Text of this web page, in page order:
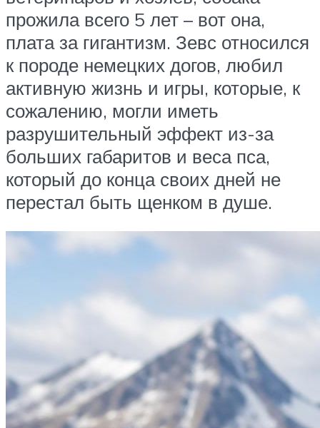
прожила всего 5 лет – вот она,
плата за гигантизм. Зевс относился
к породе немецких догов, любил
активную жизнь и игры, которые, к
сожалению, могли иметь
разрушительный эффект из-за
больших габаритов и веса пса,
который до конца своих дней не
перестал быть щенком в душе.